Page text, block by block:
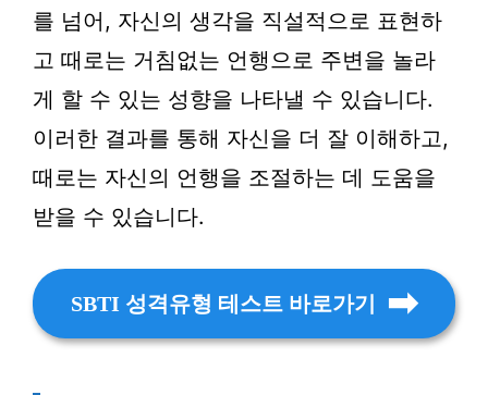
를 넘어, 자신의 생각을 직설적으로 표현하
고 때로는 거침없는 언행으로 주변을 놀라
게 할 수 있는 성향을 나타낼 수 있습니다.
이러한 결과를 통해 자신을 더 잘 이해하고,
때로는 자신의 언행을 조절하는 데 도움을
받을 수 있습니다.
SBTI 성격유형 테스트 바로가기